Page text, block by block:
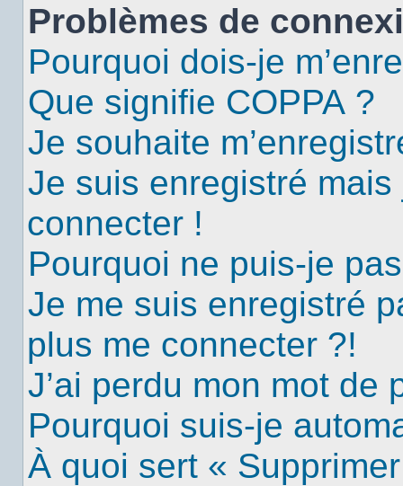
Problèmes de
Pourquoi dois-je
Que signifie COPPA ?
Je souhaite
Je suis enregistré
connecter !
Pourquoi ne puis-je
Je me suis enregistré
plus me connecter ?!
J’ai perdu mon mot de
Pourquoi suis-je
À quoi sert «